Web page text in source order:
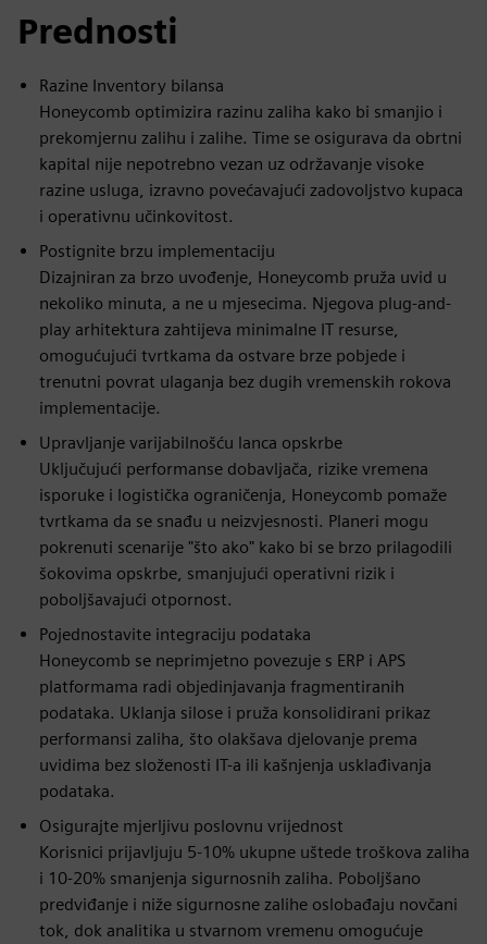
Prednosti
Razine Inventory bilansa
Honeycomb optimizira razinu zaliha kako bi smanjio i
prekomjernu zalihu i zalihe. Time se osigurava da obrtni
kapital nije nepotrebno vezan uz održavanje visoke
razine usluga, izravno povećavajući zadovoljstvo kupaca
i operativnu učinkovitost.
Postignite brzu implementaciju
Dizajniran za brzo uvođenje, Honeycomb pruža uvid u
nekoliko minuta, a ne u mjesecima. Njegova plug-and-
play arhitektura zahtijeva minimalne IT resurse,
omogućujući tvrtkama da ostvare brze pobjede i
trenutni povrat ulaganja bez dugih vremenskih rokova
implementacije.
Upravljanje varijabilnošću lanca opskrbe
Uključujući performanse dobavljača, rizike vremena
isporuke i logistička ograničenja, Honeycomb pomaže
tvrtkama da se snađu u neizvjesnosti. Planeri mogu
pokrenuti scenarije "što ako" kako bi se brzo prilagodili
šokovima opskrbe, smanjujući operativni rizik i
poboljšavajući otpornost.
Pojednostavite integraciju podataka
Honeycomb se neprimjetno povezuje s ERP i APS
platformama radi objedinjavanja fragmentiranih
podataka. Uklanja silose i pruža konsolidirani prikaz
performansi zaliha, što olakšava djelovanje prema
uvidima bez složenosti IT-a ili kašnjenja usklađivanja
podataka.
Osigurajte mjerljivu poslovnu vrijednost
Korisnici prijavljuju 5-10% ukupne uštede troškova zaliha
i 10-20% smanjenja sigurnosnih zaliha. Poboljšano
predviđanje i niže sigurnosne zalihe oslobađaju novčani
tok, dok analitika u stvarnom vremenu omogućuje